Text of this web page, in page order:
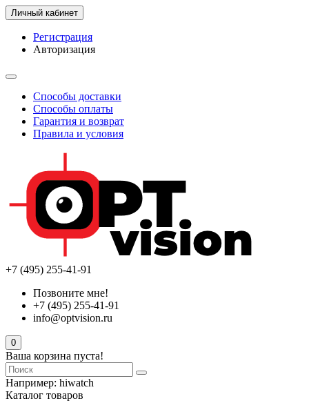
Личный кабинет
Регистрация
Авторизация
Способы доставки
Способы оплаты
Гарантия и возврат
Правила и условия
+7 (495) 255-41-91
Позвоните мне!
+7 (495) 255-41-91
info@optvision.ru
0
Ваша корзина пуста!
Например: hiwatch
Каталог товаров